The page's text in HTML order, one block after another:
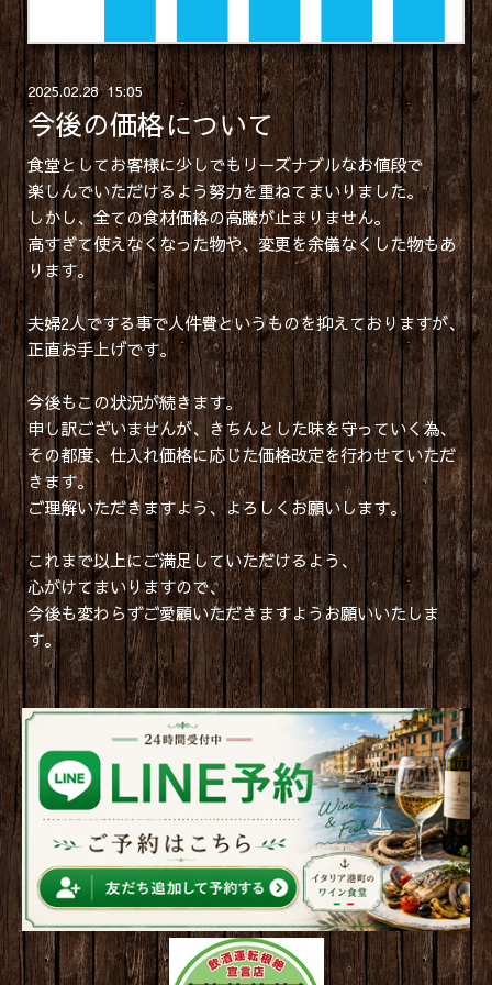
2025.02.28 15:05
今後の価格について
食堂としてお客様に少しでもリーズナブルなお値段で
楽しんでいただけるよう努力を重ねてまいりました。
しかし、全ての食材価格の高騰が止まりません。
高すぎて使えなくなった物や、変更を余儀なくした物もあ
ります。
夫婦2人でする事で人件費というものを抑えておりますが、
正直お手上げです。
今後もこの状況が続きます。
申し訳ございませんが、きちんとした味を守っていく為、
その都度、仕入れ価格に応じた価格改定を行わせていただ
きます。
ご理解いただきますよう、よろしくお願いします。
これまで以上にご満足していただけるよう、
心がけてまいりますので、
今後も変わらずご愛顧いただきますようお願いいたしま
す。